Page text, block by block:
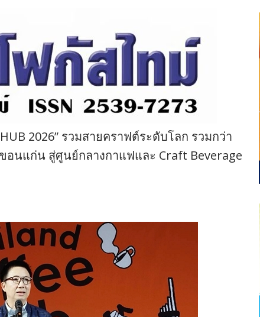
2026” รวมสายคราฟต์ระดับโลก รวมกว่า
อนแก่น สู่ศูนย์กลางกาแฟและ Craft Beverage